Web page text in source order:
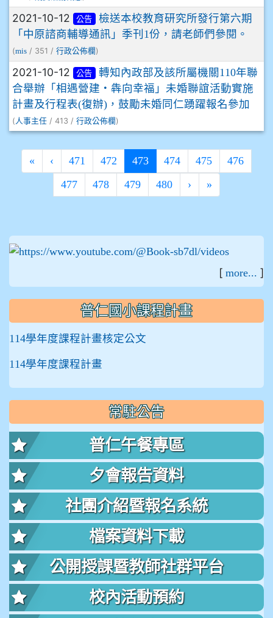
2021-10-12 公告
檢送本校教育研究所發行第六期
「中原諮商輔導通訊」季刊1份，請老師們參閱。
(mis / 351 / 行政公佈欄 )
2021-10-12 公告
轉知內政部及該所屬機關110年聯
合舉辦「相遇營建‧犇向幸福」未婚聯誼活動實施
計畫及行程表(復辦)，鼓勵未婚同仁踴躍報名參加
( 人事主任 / 413 / 行政公佈欄 )
« ‹ 471 472 473(current)
474 475 476
477 478 479 480 › »
[ more... ]
普仁國小課程計畫
114學年度課程計畫核定公文
114學年度課程計畫
常駐公告
普仁午餐專區
夕會報告資料
社團介紹暨報名系統
檔案資料下載
公開授課暨教師社群平台
校內活動預約